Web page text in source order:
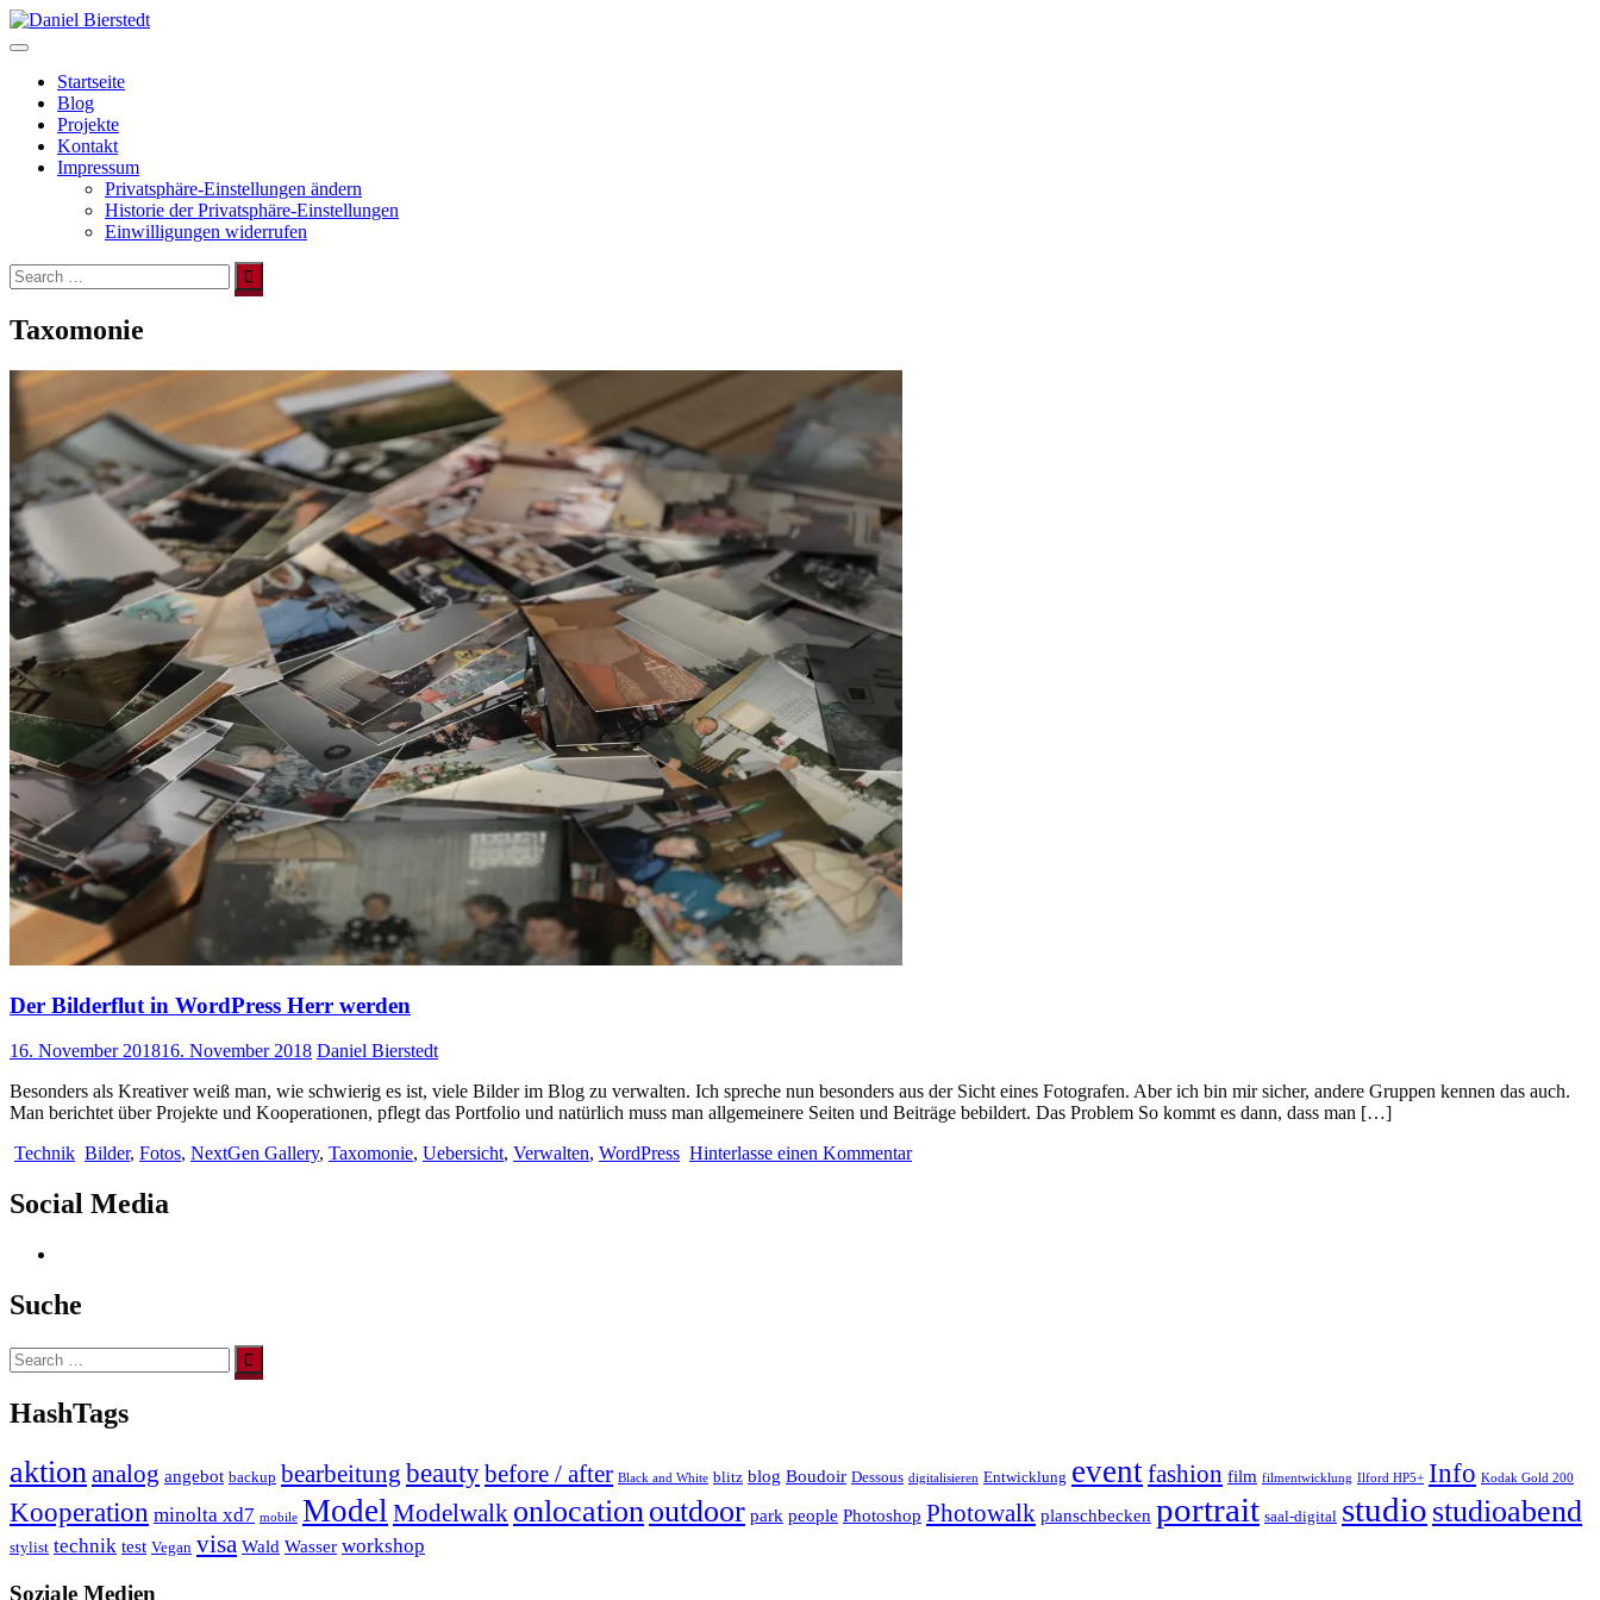
Direkt
zum
Startseite
Blog
Projekte
Kontakt
Impressum
Privatsphäre-Einstellungen ändern
Historie der Privatsphäre-Einstellungen
Einwilligungen widerrufen
Search
for:
Taxomonie
Der Bilderflut in WordPress Herr werden
16. November 201816. November 2018 Daniel Bierstedt
Besonders als Kreativer weiß man, wie schwierig es ist, viele Bilder im Blog zu verwalten. Ich spreche nun besonders aus der Sicht eines Fotografen. Aber ich bin mir sicher, andere Gruppen kennen das auch.
Man berichtet über Projekte und Kooperationen, pflegt das Portfolio und natürlich muss man allgemeinere Seiten und Beiträge bebildert. Das Problem So kommt es dann, dass man […]
Technik Bilder, Fotos, NextGen Gallery, Taxomonie, Uebersicht, Verwalten, WordPress Hinterlasse einen Kommentar
Social Media
Suche
Search
for:
HashTags
aktion analog angebot backup bearbeitung beautybefore / after Black and White blitz blog Boudoir Dessous digitalisieren Entwicklung eventfashion film filmentwicklung Ilford HP5+ Info Kodak Gold 200
Kooperation minolta xd7 mobile Model Modelwalk onlocation outdoor park people Photoshop Photowalk planschbecken portrait saal-digital studio studioabend
stylist technik test Vegan visa Wald Wasser workshop
Soziale Medien